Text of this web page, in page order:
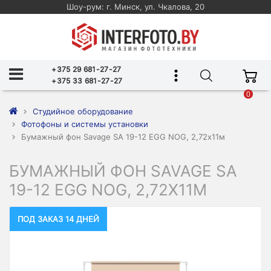
Шоу-рум: г. Минск, ул. Чкалова, 20
+375 29 681-27-27
+375 33 681-27-27
0
Студийное оборудование
Фотофоны и системы установки
Бумажный фон Savage SA 19-12 EGG NOG, 2,72х11м
БУМАЖНЫЙ ФОН SAVAGE SA
19-12 EGG NOG, 2,72Х11М
ПОД ЗАКАЗ 14 ДНЕЙ